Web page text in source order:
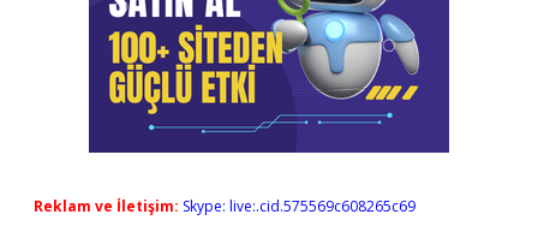
Reklam ve İletişim: Skype: live:.cid.575569c608265c69